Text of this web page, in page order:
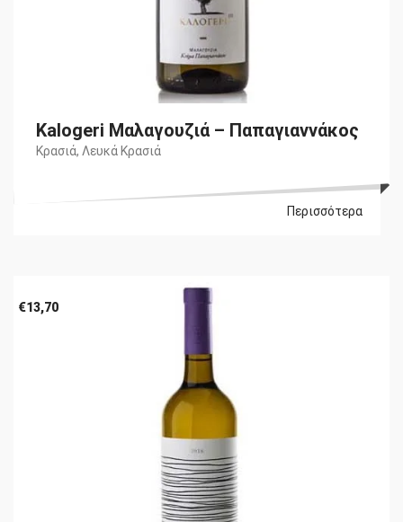
Kalogeri Μαλαγουζιά – Παπαγιαννάκος
Κρασιά, Λευκά Κρασιά
Περισσότερα
€13,70